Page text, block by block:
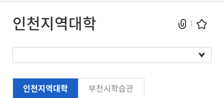
현재 페이지를 즐겨찾는 메뉴로
등록하시겠습니까?
인천지역대학
시설현황
인천지역대학 부천시학습관